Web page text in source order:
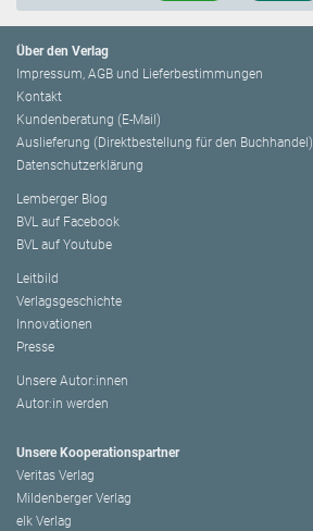
Über den Verlag
Impressum, AGB und Lieferbestimmungen
Kontakt
Kundenberatung (E-Mail)
Auslieferung (Direktbestellung für den Buchhandel)
Datenschutzerklärung
Lemberger Blog
BVL auf Facebook
BVL auf Youtube
Leitbild
Verlagsgeschichte
Innovationen
Presse
Unsere Autor:innen
Autor:in werden
Unsere Kooperationspartner
Veritas Verlag
Mildenberger Verlag
elk Verlag